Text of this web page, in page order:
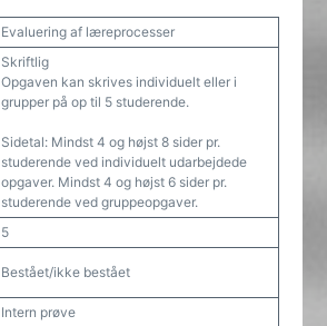
Evaluering af læreprocesser
Skriftlig
Opgaven kan skrives individuelt eller i
grupper på op til 5 studerende.
Sidetal: Mindst 4 og højst 8 sider pr.
studerende ved individuelt udarbejdede
opgaver. Mindst 4 og højst 6 sider pr.
studerende ved gruppeopgaver.
5
Bestået/ikke bestået
Intern prøve